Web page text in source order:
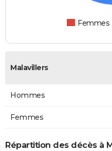
Femmes
Malavillers
Hommes
Femmes
Répartition des décès à